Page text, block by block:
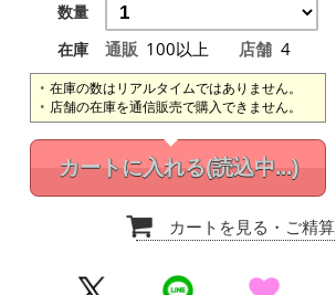
数量
在庫
通販 100以上 店舗 4
在庫の数はリアルタイムではありません。
店舗の在庫を通信販売で購入できません。
カートに入れる(読込中...)
カートを見る ・ご精算